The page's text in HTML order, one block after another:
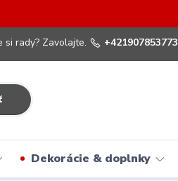
si rady? Zavolajte. +421907853773
Dekorácie & doplnky